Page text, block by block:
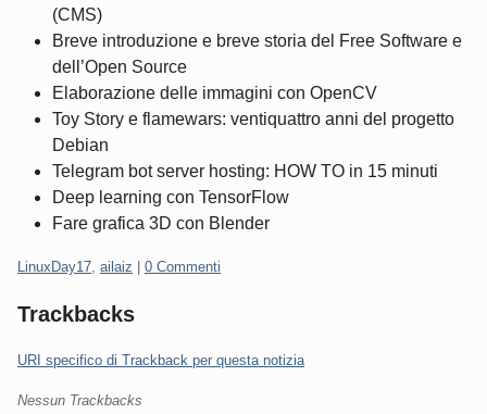
(CMS)
Breve introduzione e breve storia del Free Software e
dell’Open Source
Elaborazione delle immagini con OpenCV
Toy Story e flamewars: ventiquattro anni del progetto
Debian
Telegram bot server hosting: HOW TO in 15 minuti
Deep learning con TensorFlow
Fare grafica 3D con Blender
Categorie:
LinuxDay17 ailaiz 0 Commenti
Trackbacks
URI specifico di Trackback per questa notizia
Nessun Trackbacks